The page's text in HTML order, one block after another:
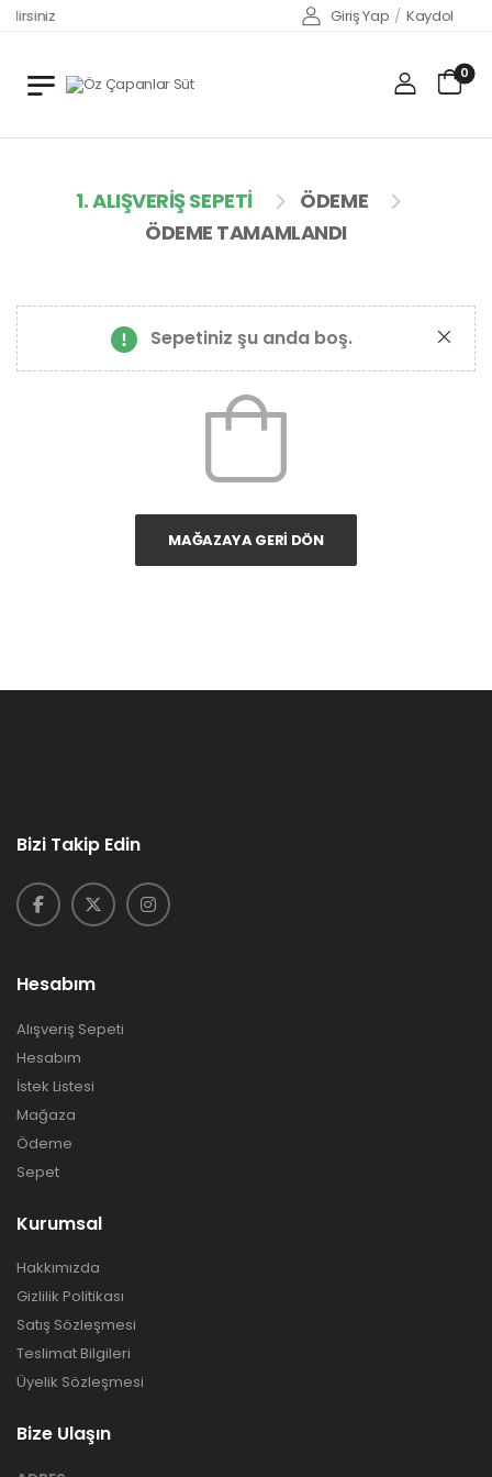
Giriş Yap / Kaydol
0
1. ALIŞVERIŞ SEPETI
ÖDEME
ÖDEME TAMAMLANDI
Sepetiniz şu anda boş.
MAĞAZAYA GERI DÖN
Bizi Takip Edin
Hesabım
Alışveriş Sepeti
Hesabım
İstek Listesi
Mağaza
Ödeme
Sepet
Kurumsal
Hakkımızda
Gizlilik Politikası
Satış Sözleşmesi
Teslimat Bilgileri
Üyelik Sözleşmesi
Bize Ulaşın